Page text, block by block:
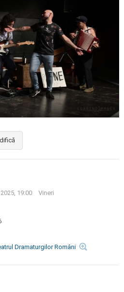
19:00
Vineri
Dramaturgilor Români